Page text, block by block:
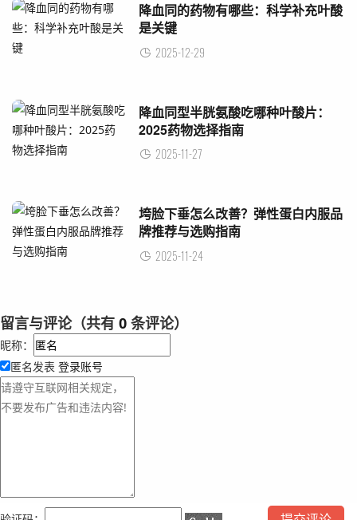
​降血同的药物有哪些：科学补充叶酸
是关键
2025-12-29
降血同型半胱氨酸吃哪种叶酸片：
2025药物选择指南
2025-11-27
垮脸下垂怎么改善？弹性蛋白内服品
牌推荐与选购指南
2025-11-24
留言与评论（共有 0 条评论）
昵称：
匿名发表 登录账号